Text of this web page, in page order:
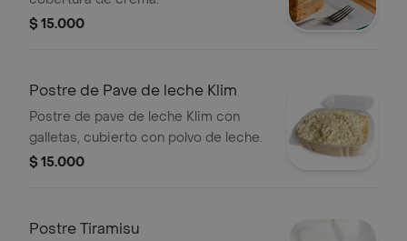
$ 15.000
Postre de Pave de leche Klim
Postre de pave de leche Klim con
galletas, cubierto con polvo de leche.
$ 15.000
Postre Tiramisu